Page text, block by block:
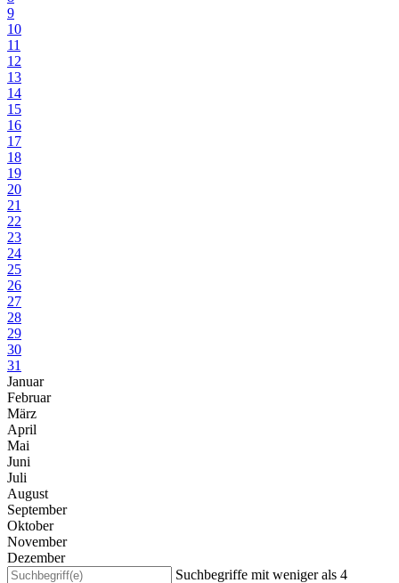
9
10
11
12
13
14
15
16
17
18
19
20
21
22
23
24
25
26
27
28
29
30
31
Januar
Februar
März
April
Mai
Juni
Juli
August
September
Oktober
November
Dezember
Suchbegriffe mit weniger als 4